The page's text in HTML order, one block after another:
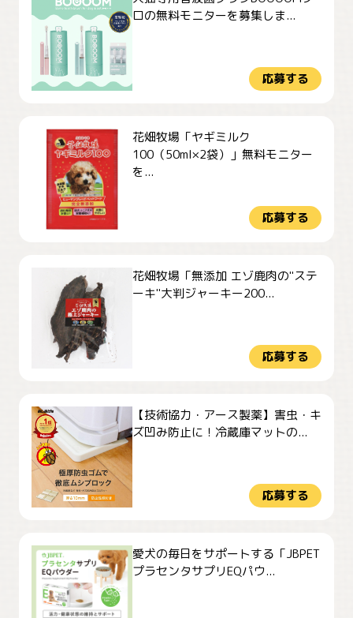
ロの無料モニターを募集しま...
応募する
花畑牧場「ヤギミルク
100（50ml×2袋）」無料モニター
を...
応募する
花畑牧場「無添加 エゾ鹿肉の"ステ
ーキ"大判ジャーキー200...
応募する
【技術協力・アース製薬】害虫・キ
ズ凹み防止に！冷蔵庫マットの...
応募する
愛犬の毎日をサポートする「JBPET
プラセンタサプリEQパウ...